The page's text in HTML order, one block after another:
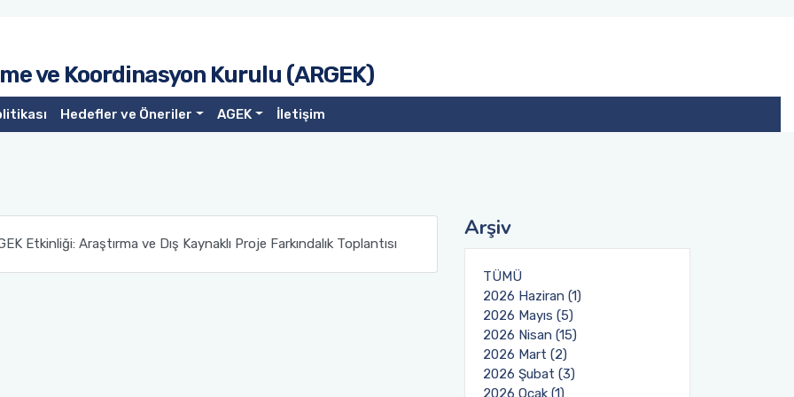
ve Koordinasyon Kurulu (ARGEK)
Hedefler ve Öneriler AGEK İletişim
Etkinliği: Araştırma ve Dış Kaynaklı Proje Farkındalık Toplantısı
Arşiv
TÜMÜ
2026 Haziran (1)
2026 Mayıs (5)
2026 Nisan (15)
2026 Mart (2)
2026 Şubat (3)
2026 Ocak (1)